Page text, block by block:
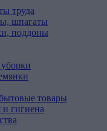
труда
шпагаты
поддоны
товары
гигиена